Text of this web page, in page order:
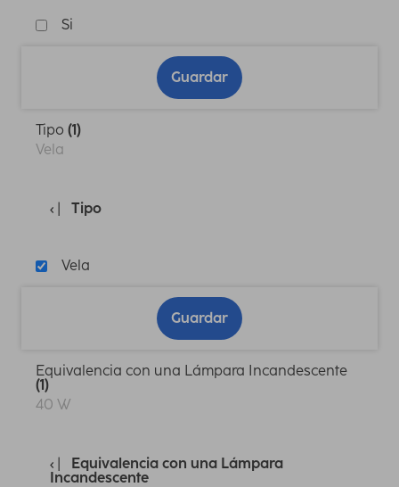
Si
Guardar
Tipo (1)
Vela
Tipo
Vela
Guardar
Equivalencia con una Lámpara Incandescente
(1)
40 W
Equivalencia con una Lámpara
Incandescente